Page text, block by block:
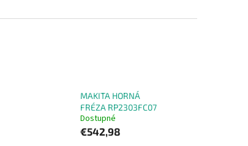
MAKITA HORNÁ
FRÉZA RP2303FC07
Dostupné
€542,98